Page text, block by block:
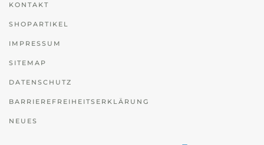
KONTAKT
SHOPARTIKEL
IMPRESSUM
SITEMAP
DATENSCHUTZ
BARRIEREFREIHEITSERKLÄRUNG
NEUES